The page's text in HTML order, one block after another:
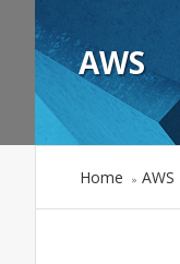
AWS
Home » AWS